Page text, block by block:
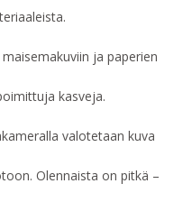
ja paperien
kasveja.
valotetaan kuva
Olennaista on pitkä –